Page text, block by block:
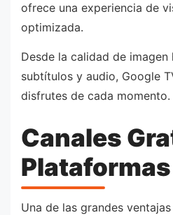
ofrece una experiencia de
optimizada.
Desde la calidad de
subtítulos y audio, Google
disfrutes de cada momento.
Canales
Una de las grandes